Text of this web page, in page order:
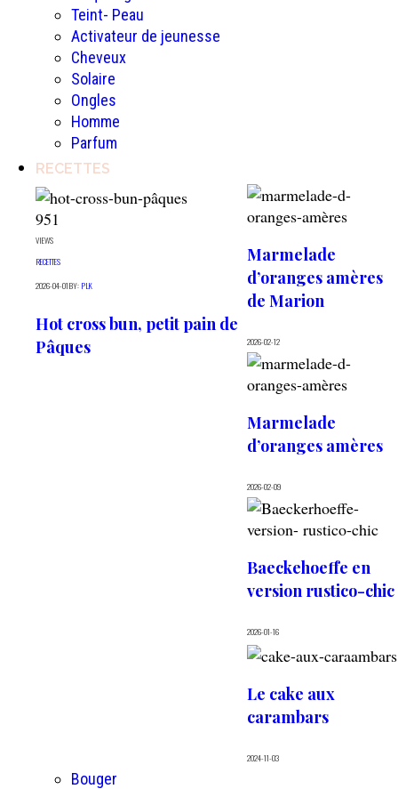
Teint- Peau
Activateur de jeunesse
Cheveux
Solaire
Ongles
Homme
Parfum
RECETTES
951
VIEWS
RECETTES
2026-04-01BY: PLK
Hot cross bun, petit pain de
Pâques
Marmelade
d’oranges amères
de Marion
2026-02-12
Marmelade
d’oranges amères
2026-02-09
Baeckehoeffe en
version rustico-chic
2026-01-16
Le cake aux
carambars
2024-11-03
Bouger